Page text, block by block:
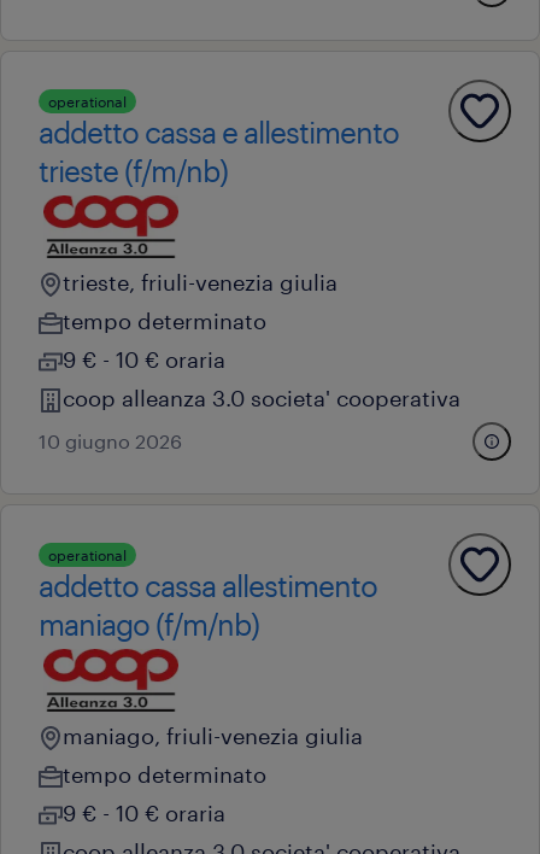
operational
addetto cassa e allestimento
trieste (f/m/nb)
trieste, friuli-venezia giulia
tempo determinato
9 € - 10 € oraria
coop alleanza 3.0 societa' cooperativa
10 giugno 2026
operational
addetto cassa allestimento
maniago (f/m/nb)
maniago, friuli-venezia giulia
tempo determinato
9 € - 10 € oraria